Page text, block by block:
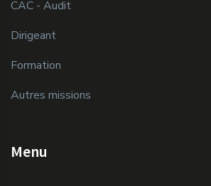
CAC - Audit
Dirigeant
Formation
Autres missions
Menu